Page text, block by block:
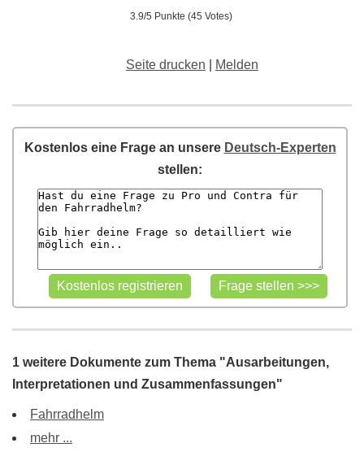
3.9/5 Punkte (45 Votes)
Seite drucken Melden
Kostenlos eine Frage an unsere Deutsch-Experten
stellen:
1 weitere Dokumente zum Thema "Ausarbeitungen,
Interpretationen und Zusammenfassungen"
Fahrradhelm
mehr ...